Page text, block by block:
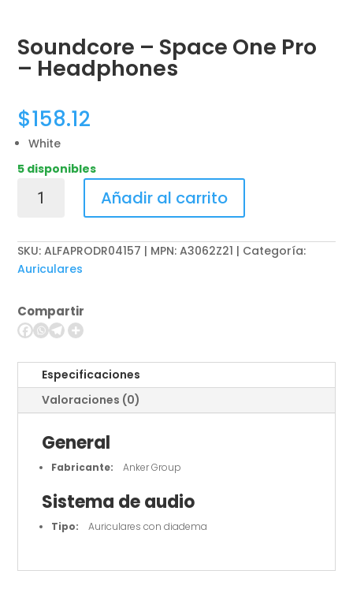
Soundcore – Space One Pro
– Headphones
$158.12
White
5 disponibles
One
Pro
-
cantidad
Añadir al carrito
SKU:ALFAPRODR04157 | MPN: A3062Z21
Categoría:
Auriculares
Compartir
Especificaciones
Valoraciones (0)
General
Fabricante: Anker Group
Sistema de audio
Tipo: Auriculares con diadema